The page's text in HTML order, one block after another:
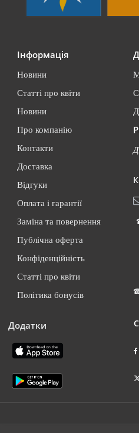
Інформація
Новини
Статті про квіти
Новини
Про компанію
Контакти
Доставка
Відгуки
Оплата і гарантії
Заміна та повернення
Публічна оферта
Конфіденційність
Статті про квіти
Політика бонусів
Додатки